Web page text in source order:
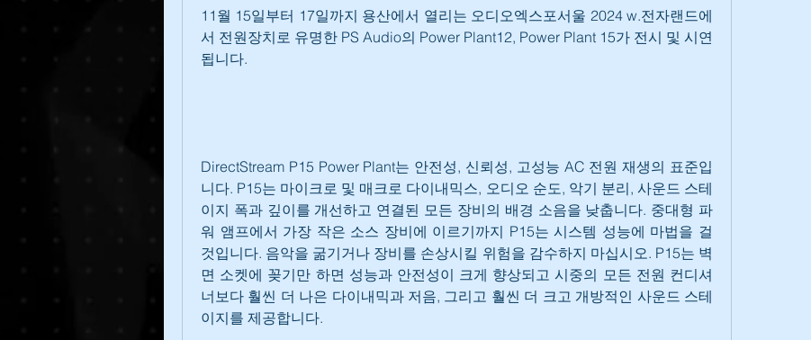
11월 15일부터 17일까지 용산에서 열리는 오디오엑스포서울 2024 w.전자랜드에
서 전원장치로 유명한 PS Audio의 Power Plant12, Power Plant 15가 전시 및 시연
됩니다.
DirectStream P15 Power Plant는 안전성, 신뢰성, 고성능 AC 전원 재생의 표준입
니다. P15는 마이크로 및 매크로 다이내믹스, 오디오 순도, 악기 분리, 사운드 스테
이지 폭과 깊이를 개선하고 연결된 모든 장비의 배경 소음을 낮춥니다. 중대형 파
워 앰프에서 가장 작은 소스 장비에 이르기까지 P15는 시스템 성능에 마법을 걸
것입니다. 음악을 굶기거나 장비를 손상시킬 위험을 감수하지 마십시오. P15는 벽
면 소켓에 꽂기만 하면 성능과 안전성이 크게 향상되고 시중의 모든 전원 컨디셔
너보다 훨씬 더 나은 다이내믹과 저음, 그리고 훨씬 더 크고 개방적인 사운드 스테
이지를 제공합니다.